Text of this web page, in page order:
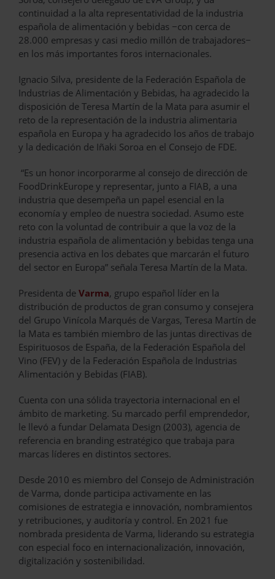
continuidad a la alta representatividad de la industria
española de alimentación y bebidas −con cerca de
28.000 empresas y casi medio millón de trabajadores−
en los más importantes foros internacionales.
Ignacio Silva, presidente de la Federación Española de
Industrias de Alimentación y Bebidas, ha agradecido la
disposición de Teresa Martín de la Mata para asumir el
reto de la representación de la industria alimentaria
española en Europa y ha agradecido los años de trabajo
y la dedicación de Iñaki Soroa en el Consejo de FDE.
“Es un honor incorporarme al consejo de dirección de
FoodDrinkEurope y representar, junto a FIAB, a una
industria que desempeña un papel esencial en la
economía y empleo de nuestra sociedad. Asumo este
reto con la voluntad de contribuir a que la voz de la
industria española de alimentación y bebidas tenga una
presencia activa en los debates que marcarán el futuro
del sector en Europa” señala Teresa Martín de la Mata.
Presidenta de Varma, grupo español líder en la
distribución de productos de gran consumo y consejera
del Grupo Vinícola Marqués de Vargas, Teresa Martín de
la Mata es también miembro de las juntas directivas de
Espirituosos de España, de la Federación Española del
Vino (FEV) y de la Federación Española de Industrias
Alimentación y Bebidas (FIAB).
Cuenta con una sólida trayectoria internacional en el
ámbito de marketing. Su marcado perfil emprendedor,
le llevó a fundar Delamata Design (2003), agencia de
referencia en branding estratégico que trabaja para
marcas líderes en distintos sectores.
Desde 2010 es miembro del Consejo de Administración
de Varma, donde participa activamente en las
comisiones de estrategia e innovación, nombramientos
y retribuciones, y auditoría y control. En 2021 fue
nombrada presidenta de Varma, liderando su estrategia
con especial foco en internacionalización, innovación,
digitalización y sostenibilidad.